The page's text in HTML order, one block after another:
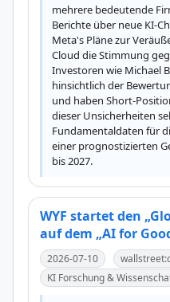
mehrere bedeutende
Berichte über neue KI-
Meta's Pläne zur
Cloud die Stimmung
Investoren wie Michael
hinsichtlich der
und haben Short-
dieser Unsicherheiten
Fundamentaldaten für
einer prognostizierten
bis 2027.
WYF startet den
auf dem „AI for
2026-07-10
KI Forschung &